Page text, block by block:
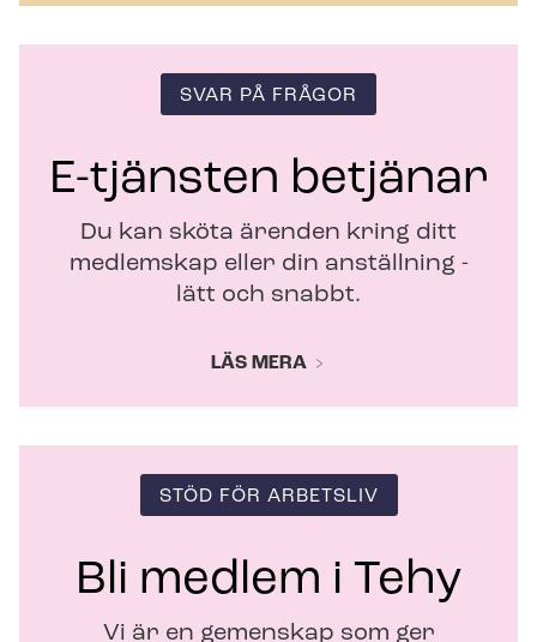
t
e
r
SVAR PÅ FRÅGOR
E-tjänsten betjänar
Du kan sköta ärenden kring ditt
medlemskap eller din anställning -
lätt och snabbt.
LÄS MERA
STÖD FÖR ARBETSLIV
Bli medlem i Tehy
Vi är en gemenskap som ger